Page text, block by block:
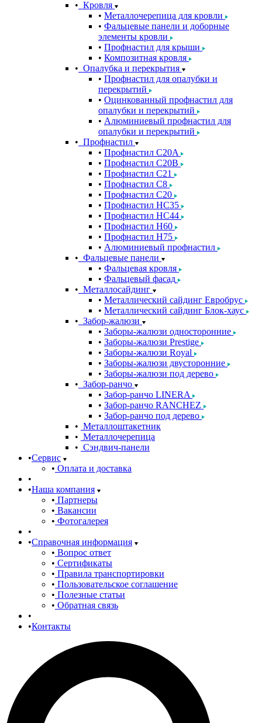
Кровля
Металлочерепица для кровли
Фальцевые панели и доборные
элементы кровли
Профнастил для крыши
Композитная кровля
Опалубка и перекрытия
Профнастил для опалубки и
перекрытий
Оцинкованный профнастил для
опалубки и перекрытий
Алюминиевый профнастил для
опалубки и перекрытий
Профнастил
Профнастил С20A
Профнастил С20B
Профнастил С21
Профнастил С8
Профнастил С20
Профнастил НС35
Профнастил НС44
Профнастил Н60
Профнастил Н75
Алюминиевый профнастил
Фальцевые панели
Фальцевая кровля
Фальцевый фасад
Металлосайдинг
Металлический сайдинг Евробрус
Металлический сайдинг Блок-хаус
Забор-жалюзи
Заборы-жалюзи односторонние
Заборы-жалюзи Prestige
Заборы-жалюзи Royal
Заборы-жалюзи двусторонние
Заборы-жалюзи под дерево
Забор-ранчо
Забор-ранчо LINERA
Забор-ранчо RANCHEZ
Забор-ранчо под дерево
Металлоштакетник
Металлочерепица
Сэндвич-панели
Сервис
Оплата и доставка
Наша компания
Партнеры
Вакансии
Фотогалерея
Справочная информация
Вопрос ответ
Сертификаты
Правила транспортировки
Пользовательское соглашение
Полезные статьи
Обратная связь
Контакты